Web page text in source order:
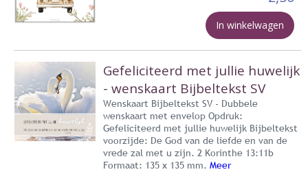
In winkelwagen
Gefeliciteerd met jullie huwelijk
- wenskaart Bijbeltekst SV
Wenskaart Bijbeltekst SV - Dubbele
wenskaart met envelop Opdruk:
Gefeliciteerd met jullie huwelijk Bijbeltekst
voorzijde: De God van de liefde en van de
vrede zal met u zijn. 2 Korinthe 13:11b
Formaat: 135 x 135 mm. Meer